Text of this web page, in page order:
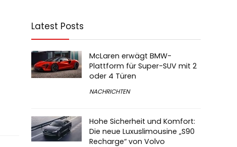
Latest Posts
McLaren erwägt BMW-
Plattform für Super-SUV mit 2
oder 4 Türen
NACHRICHTEN
Hohe Sicherheit und Komfort:
Die neue Luxuslimousine „S90
Recharge“ von Volvo